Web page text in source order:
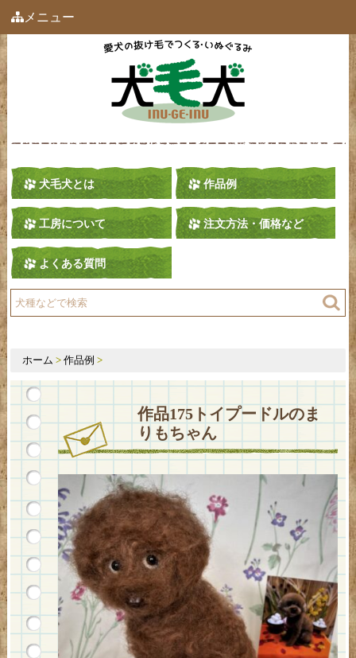
メニュー
犬毛犬とは 作品例
工房について 注文方法・価格など
よくある質問
ホーム > 作品例 >
作品175トイプードルのま
りもちゃん